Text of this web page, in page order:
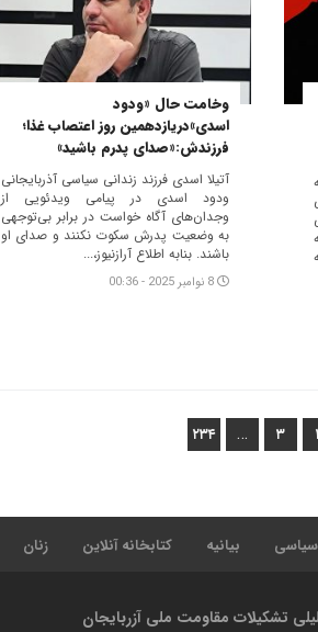
وخامت حال «ودود
اسدی»دریازدهمین روز اعتصاب غذا؛
فرزندش:«صدای پدرم باشید»
آتیلا اسدی فرزند زندانی سیاسی آذربایجانی
ودود اسدی در پیامی ویدئویی از
وجدان‌های آگاه خواست در برابر بی‌توجهی
به وضعیت پدرش سکوت نکنند و صدای او
باشند. بنابه اطلاع آرازنیوز،...
8 نوامبر 2025 - 00:36
۳ … ۲۳۴
بیانیه کتابخانه آنلاین زنان
تشکیلات مقاومت ملی آزربایجان